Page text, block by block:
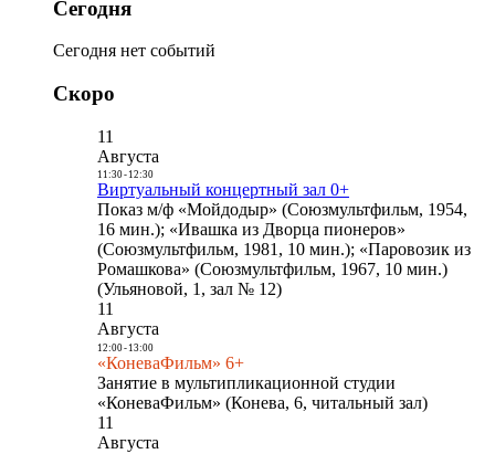
Сегодня
Сегодня нет событий
Скоро
11
Августа
11:30- 12:30
Виртуальный концертный зал 0+
Показ м/ф «Мойдодыр» (Союзмультфильм, 1954,
16 мин.); «Ивашка из Дворца пионеров»
(Союзмультфильм, 1981, 10 мин.); «Паровозик из
Ромашкова» (Союзмультфильм, 1967, 10 мин.)
(Ульяновой, 1, зал № 12)
11
Августа
12:00- 13:00
«КоневаФильм» 6+
Занятие в мультипликационной студии
«КоневаФильм» (Конева, 6, читальный зал)
11
Августа